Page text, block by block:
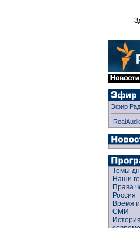
Эфир
Темы
Наши
Права
Россия
Время
СМИ